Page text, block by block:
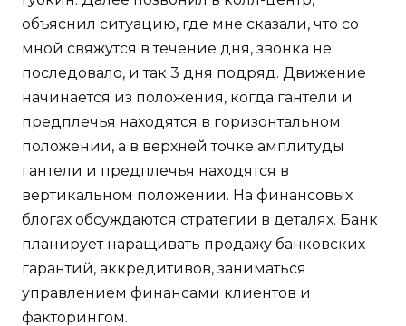
объяснил ситуацию, где мне сказали, что со
мной свяжутся в течение дня, звонка не
последовало, и так 3 дня подряд. Движение
начинается из положения, когда гантели и
предплечья находятся в горизонтальном
положении, а в верхней точке амплитуды
гантели и предплечья находятся в
вертикальном положении. На финансовых
блогах обсуждаются стратегии в деталях. Банк
планирует наращивать продажу банковских
гарантий, аккредитивов, заниматься
управлением финансами клиентов и
факторингом.